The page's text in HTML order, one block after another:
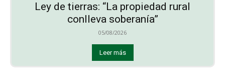
Ley de tierras: “La propiedad rural
conlleva soberanía”
05/08/2026
Leer más